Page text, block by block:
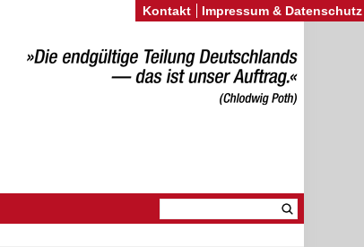
Kontakt Impressum & Datenschutz